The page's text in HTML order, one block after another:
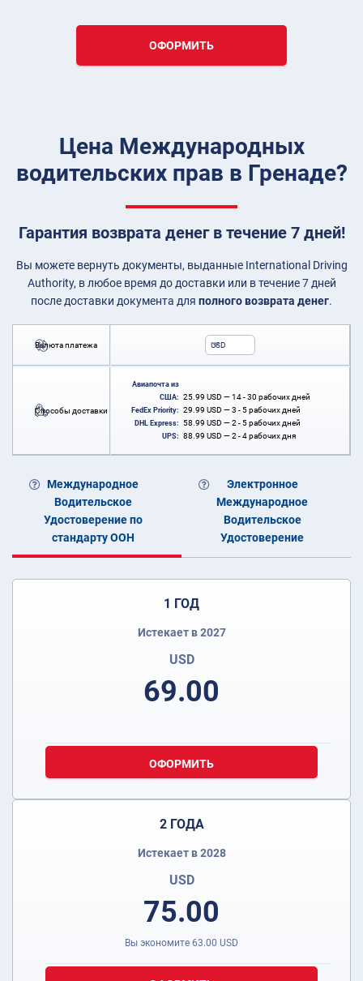
ОФОРМИТЬ
Цена Международных
водительских прав в Гренаде?
Гарантия возврата денег в течение 7 дней!
Вы можете вернуть документы, выданные International Driving
Authority, в любое время до доставки или в течение 7 дней
после доставки документа для полного возврата денег.
Валюта платежа USD
Способы доставки
Авиапочта из
США: 25.99 USD — 14 - 30 рабочих дней
FedEx Priority: 29.99 USD — 3 - 5 рабочих дней
DHL Express: 58.99 USD — 2 - 5 рабочих дней
UPS: 88.99 USD — 2 - 4 рабочих дня
Международное
Водительское
Удостоверение по
стандарту ООН
Электронное
Международное
Водительское
Удостоверение
1 ГОД
Истекает в 2027
USD
69.00
ОФОРМИТЬ
2 ГОДА
Истекает в 2028
USD
75.00
Вы экономите 63.00 USD